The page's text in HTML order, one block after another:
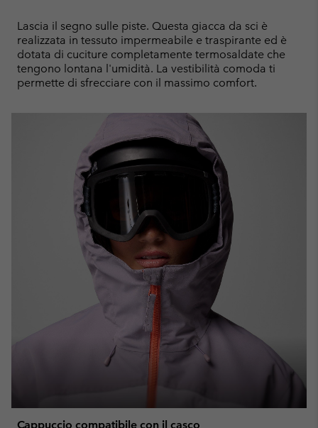
Lascia il segno sulle piste. Questa giacca da sci è
realizzata in tessuto impermeabile e traspirante ed è
dotata di cuciture completamente termosaldate che
tengono lontana l'umidità. La vestibilità comoda ti
permette di sfrecciare con il massimo comfort.
Cappuccio compatibile con il casco